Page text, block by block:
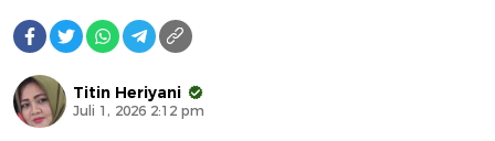
Titin Heriyani
Juli 1, 2026 2:12 pm